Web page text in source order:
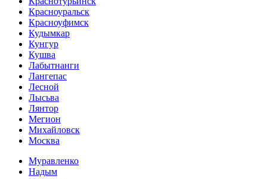
Красноуральск
Красноуфимск
Кудымкар
Кунгур
Кушва
Лабытнанги
Лангепас
Лесной
Лысьва
Лянтор
Мегион
Михайловск
Москва
Муравленко
Надым